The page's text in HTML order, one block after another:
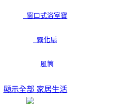
窗口式浴室寶
霧化扇
風筒
顯示全部 家居生活